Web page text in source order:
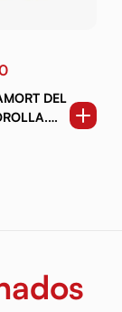
DEL